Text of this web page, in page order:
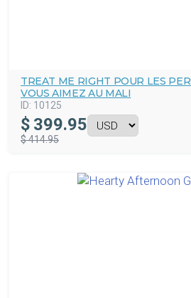
TREAT ME RIGHT POUR LES
VOUS AIMEZ AU MALI
ID: 10125
$ 399.95
$ 414.95